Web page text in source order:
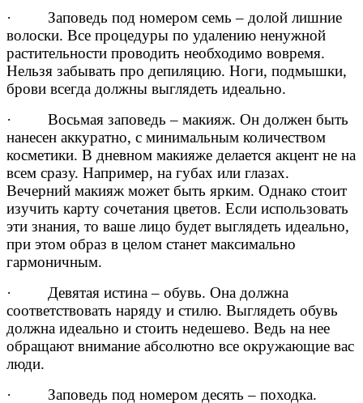
· Заповедь под номером семь – долой лишние
волоски. Все процедуры по удалению ненужной
растительности проводить необходимо вовремя.
Нельзя забывать про депиляцию. Ноги, подмышки,
брови всегда должны выглядеть идеально.
· Восьмая заповедь – макияж. Он должен быть
нанесен аккуратно, с минимальным количеством
косметики. В дневном макияже делается акцент не на
всем сразу. Например, на губах или глазах.
Вечерний макияж может быть ярким. Однако стоит
изучить карту сочетания цветов. Если использовать
эти знания, то ваше лицо будет выглядеть идеально,
при этом образ в целом станет максимально
гармоничным.
· Девятая истина – обувь. Она должна
соответствовать наряду и стилю. Выглядеть обувь
должна идеально и стоить недешево. Ведь на нее
обращают внимание абсолютно все окружающие вас
люди.
· Заповедь под номером десять – походка.